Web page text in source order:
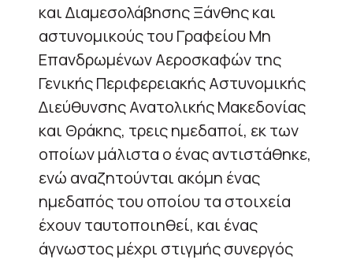
και Διαμεσολάβησης Ξάνθης και
αστυνομικούς του Γραφείου Μη
Επανδρωμένων Αεροσκαφών της
Γενικής Περιφερειακής Αστυνομικής
Διεύθυνσης Ανατολικής Μακεδονίας
και Θράκης, τρεις ημεδαποί, εκ των
οποίων μάλιστα ο ένας αντιστάθηκε,
ενώ αναζητούνται ακόμη ένας
ημεδαπός του οποίου τα στοιχεία
έχουν ταυτοποιηθεί, και ένας
άγνωστος μέχρι στιγμής συνεργός